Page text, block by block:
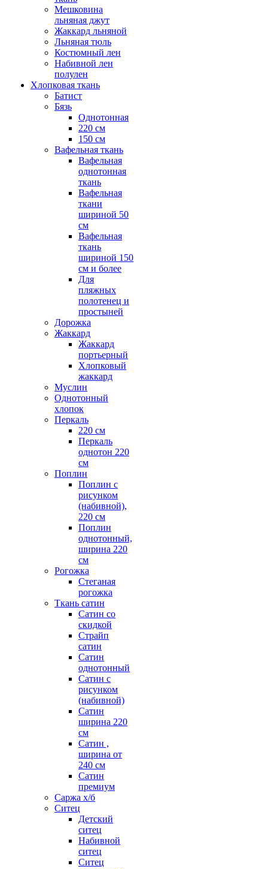
Мешковина
льняная джут
Жаккард льняной
Льняная тюль
Костюмный лен
Набивной лен
полулен
Хлопковая ткань
Батист
Бязь
Однотонная
220 см
150 см
Вафельная ткань
Вафельная
однотонная
ткань
Вафельная
ткани
шириной 50
см
Вафельная
ткань
шириной 150
см и более
Для
пляжных
полотенец и
простыней
Дорожка
Жаккард
Жаккард
портьерный
Хлопковый
жаккард
Муслин
Однотонный
хлопок
Перкаль
220 см
Перкаль
однотон 220
см
Поплин
Поплин с
рисунком
(набивной),
220 см
Поплин
однотонный,
ширина 220
см
Рогожка
Стеганая
рогожка
Ткань сатин
Сатин со
скидкой
Страйп
сатин
Сатин
однотонный
Сатин с
рисунком
(набивной)
Сатин
ширина 220
см
Сатин ,
ширина от
240 см
Сатин
премиум
Саржа х/б
Ситец
Детский
ситец
Набивной
ситец
Ситец